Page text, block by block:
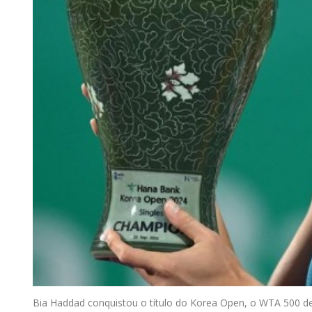
Bia Haddad conquistou o título do Korea Open, o WTA 500